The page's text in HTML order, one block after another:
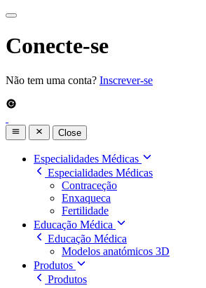
Conecte-se
Não tem uma conta? Inscrever-se
Close
Especialidades Médicas
Especialidades Médicas
Contraceção
Enxaqueca
Fertilidade
Educação Médica
Educação Médica
Modelos anatómicos 3D
Produtos
Produtos